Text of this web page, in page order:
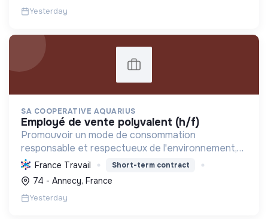
Yesterday
SA COOPERATIVE AQUARIUS
employé de vente polyvalent (h/f)
Promouvoir un mode de consommation
responsable et respectueux de l'environnement,
en offrant des produits bio et équitables, en
réduisant les déchets et en soutenant l'économie
locale et solidaire.
France Travail Short-term contract
74 - Annecy, France
Yesterday